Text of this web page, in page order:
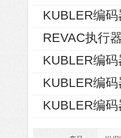
KUBLER编
REVAC执行
KUBLER编
KUBLER编
KUBLER编